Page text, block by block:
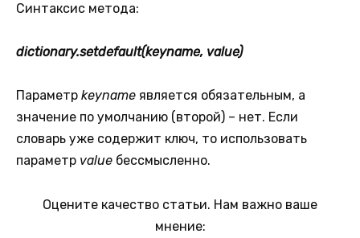
Синтаксис метода:
dictionary.setdefault(keyname, value)
Параметр keyname является обязательным, а
значение по умолчанию (второй) – нет. Если
словарь уже содержит ключ, то использовать
параметр value бессмысленно.
Оцените качество статьи. Нам важно ваше
мнение: